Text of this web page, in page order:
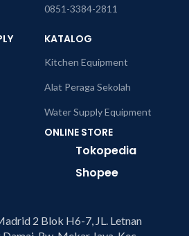
0851-3384-2811
KATALOG
Kitchen Equipment
Alat Peraga Sekolah
Water Supply Equipment
ONLINE STORE
Tokopedia
Shopee
2 Blok H6-7, JL. Letnan